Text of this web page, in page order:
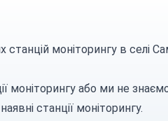
моніторингу в селі
моніторингу або ми не
станції моніторингу.